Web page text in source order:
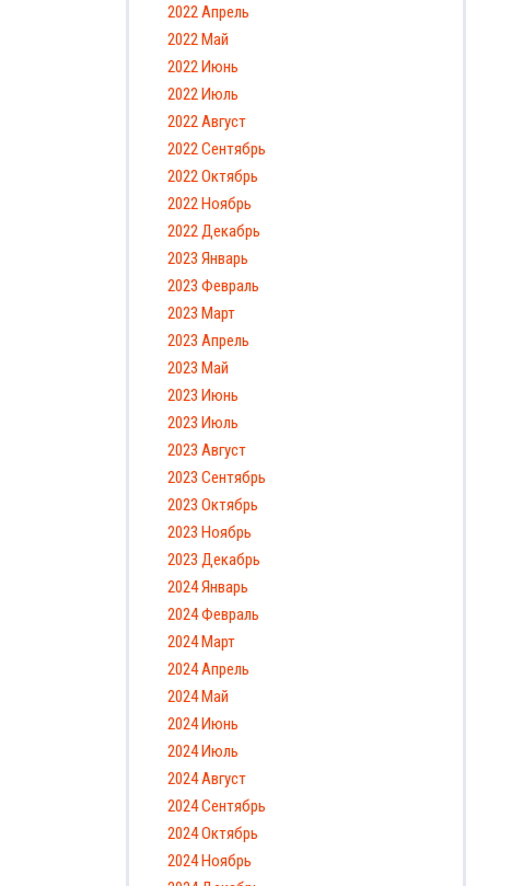
2022 Апрель
2022 Май
2022 Июнь
2022 Июль
2022 Август
2022 Сентябрь
2022 Октябрь
2022 Ноябрь
2022 Декабрь
2023 Январь
2023 Февраль
2023 Март
2023 Апрель
2023 Май
2023 Июнь
2023 Июль
2023 Август
2023 Сентябрь
2023 Октябрь
2023 Ноябрь
2023 Декабрь
2024 Январь
2024 Февраль
2024 Март
2024 Апрель
2024 Май
2024 Июнь
2024 Июль
2024 Август
2024 Сентябрь
2024 Октябрь
2024 Ноябрь